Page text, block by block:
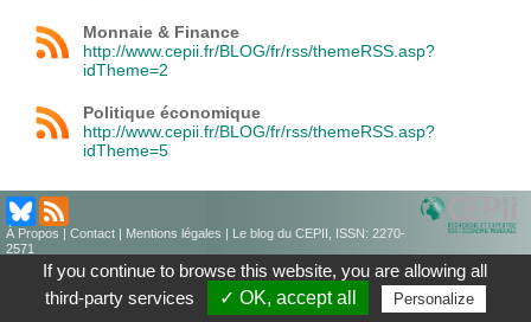
Monnaie & Finance
http://www.cepii.fr/BLOG/fr/rss/themeRSS.asp?
idTheme=2
Politique économique
http://www.cepii.fr/BLOG/fr/rss/themeRSS.asp?
idTheme=5
À Propos | Contact | Mentions légales | Le blog du CEPII, ISSN: 2270-
2571
If you continue to browse this website, you are allowing all
third-party services
✓ OK, accept all Personalize